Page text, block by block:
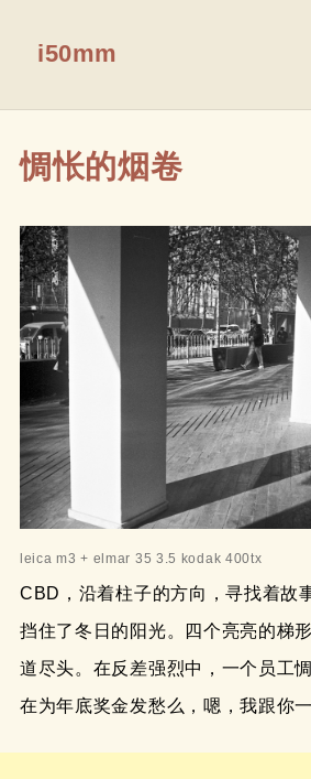
i50mm
惆怅的烟卷
leica m3 + elmar 35 3.5 kodak 400tx
CBD，沿着柱子的方向，寻找着故
挡住了冬日的阳光。四个亮亮的梯
道尽头。在反差强烈中，一个员工
在为年底奖金发愁么，嗯，我跟你一